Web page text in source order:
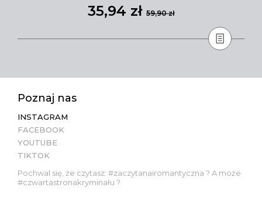
35,94 zł 59,90 zł
Poznaj nas
INSTAGRAM
FACEBOOK
YOUTUBE
TIKTOK
Pochwal się, że czytasz: #zaczytanairomantyczna ? A może
#czwartastronakryminału ?